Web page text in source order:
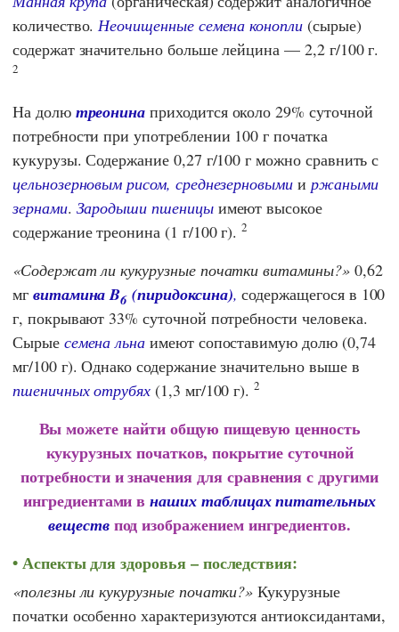
количество.Неочищенные семена конопли(сырые)
содержат значительно больше лейцина — 2,2 г/100 г.
2
На долю треонина приходится около 29% суточной
потребности при употреблении 100 г початка
кукурузы. Содержание 0,27 г/100 г можно сравнить с
цельнозерновым рисом, среднезерновыми и ржаными
зернами. Зародыши пшеницыимеют высокое
содержание треонина (1 г/100 г).2
Содержат ли кукурузные початки витамины? 0,62
мг витамина B6 (пиридоксина), содержащегося в 100
г, покрывают 33% суточной потребности человека.
Сырые семена льна имеют сопоставимую долю (0,74
мг/100 г). Однако содержание значительно выше в
пшеничных отрубях (1,3 мг/100 г).2
Вы можете найти общую пищевую ценность
кукурузных початков, покрытие суточной
потребности и значения для сравнения с другими
ингредиентами внаших таблицах питательных
веществпод изображением ингредиентов.
Аспекты для здоровья – последствия:
полезны ли кукурузные початки? Кукурузные
початки особенно характеризуются антиоксидантами,